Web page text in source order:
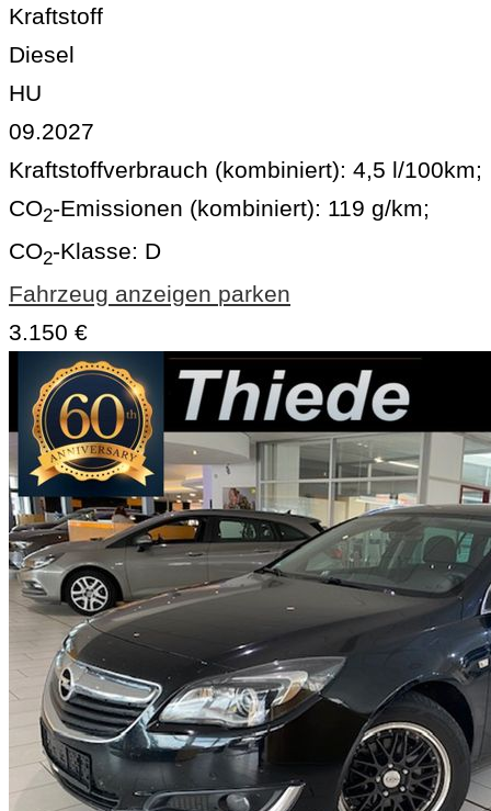
Kraftstoff
Diesel
HU
09.2027
Kraftstoffverbrauch (kombiniert): 4,5 l/100km;
CO2-Emissionen (kombiniert): 119 g/km;
CO2-Klasse: D
Fahrzeug anzeigen parken
3.150 €